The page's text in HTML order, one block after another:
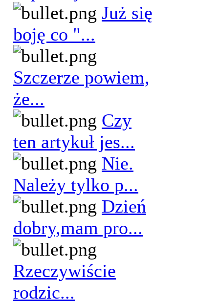
Już się
boję co "...
Szczerze powiem,
że...
Czy
ten artykuł jes...
Nie.
Należy tylko p...
Dzień
dobry,mam pro...
Rzeczywiście
rodzic...